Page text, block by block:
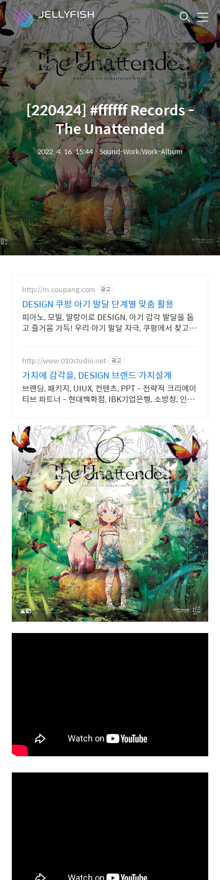
메
뉴
[220424] #ffffff Records -
The Unattended
2022. 4. 16. 15:44ㆍSound-Work/Work-Album
http://m.coupang.com 광고
DESIGN 쿠팡 아기 발달 단계별 맞춤 활용
피아노, 모빌, 딸랑이로 DESIGN, 아기 감각 발달을 돕
고 즐거움 가득! 우리 아기 발달 자극, 쿠팡에서 찾고
http://www.010studio.net 광고
가치에 감각을, DESIGN 브랜드 가치설계
브랜딩, 패키지, UIUX, 컨텐츠, PPT - 전략적 크리에이
티브 파트너 - 현대백화점, IBK기업은행, 소방청, 인터